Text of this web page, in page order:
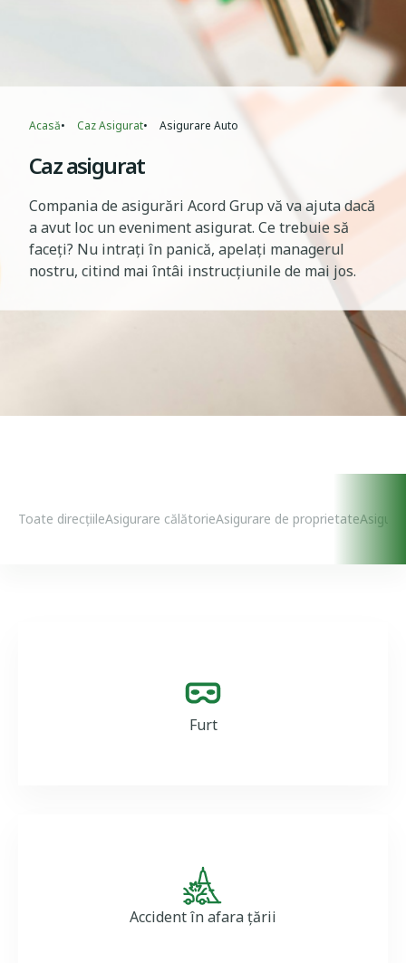
Breadcrumb
Acasă Caz Asigurat Asigurare Auto
Caz asigurat
Compania de asigurări Acord Grup vă va ajuta dacă
a avut loc un eveniment asigurat. Ce trebuie să
faceți? Nu intrați în panică, apelați managerul
nostru, citind mai întâi instrucțiunile de mai jos.
Toate direcțiileAsigurare călătorieAsigurare de proprietate
Image
Furt
Image
Accident în afara țării